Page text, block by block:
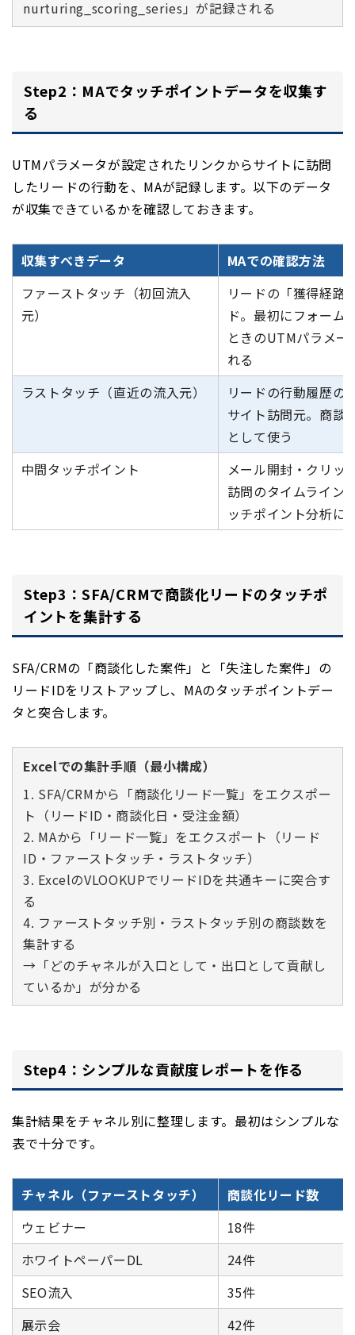
nurturing_scoring_series」が記録される
Step2：MAでタッチポイントデータを収集す
る
UTMパラメータが設定されたリンクからサイトに訪問
したリードの行動を、MAが記録します。以下のデータ
が収集できているかを確認しておきます。
収集すべきデータ
MAでの確認方法
ファーストタッチ（初回流入
元）
リードの「獲得経路
ド。最初にフォーム
ときのUTMパラメー
れる
ラストタッチ（直近の流入元）
リードの行動履歴の
サイト訪問元。商談
として使う
中間タッチポイント
メール開封・クリッ
訪問のタイムライン
ッチポイント分析に
Step3：SFA/CRMで商談化リードのタッチポ
イントを集計する
SFA/CRMの「商談化した案件」と「失注した案件」の
リードIDをリストアップし、MAのタッチポイントデー
タと突合します。
Excelでの集計手順（最小構成）
1. SFA/CRMから「商談化リード一覧」をエクスポー
ト（リードID・商談化日・受注金額）
2. MAから「リード一覧」をエクスポート（リード
ID・ファーストタッチ・ラストタッチ）
3. ExcelのVLOOKUPでリードIDを共通キーに突合す
る
4. ファーストタッチ別・ラストタッチ別の商談数を
集計する
→「どのチャネルが入口として・出口として貢献し
ているか」が分かる
Step4：シンプルな貢献度レポートを作る
集計結果をチャネル別に整理します。最初はシンプルな
表で十分です。
チャネル（ファーストタッチ）
商談化リード数
ウェビナー
18件
ホワイトペーパーDL
24件
SEO流入
35件
展示会
42件